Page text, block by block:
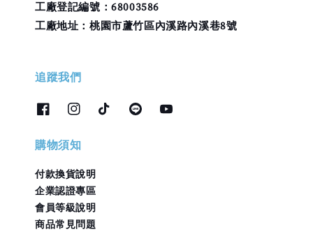
工廠登記編號：68003586
工廠地址：桃園市蘆竹區內溪路內溪巷8號
追蹤我們
購物須知
付款換貨說明
企業認證專區
會員等級說明
商品常見問題